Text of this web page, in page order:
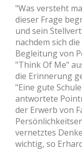
"Was versteht
dieser Frage
und sein
nachdem sich
Begleitung von
"Think Of Me"
die Erinnerung
"Eine gute
antwortete
der Erwerb von
vernetztes
wichtig, so